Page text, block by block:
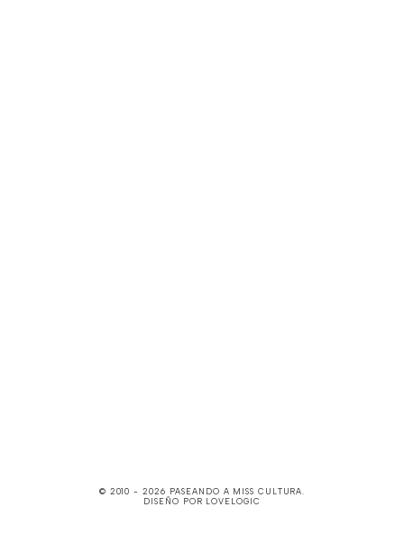
© 2010 - 2026 PASEANDO A MISS CULTURA.
DISEÑO POR LOVELOGIC